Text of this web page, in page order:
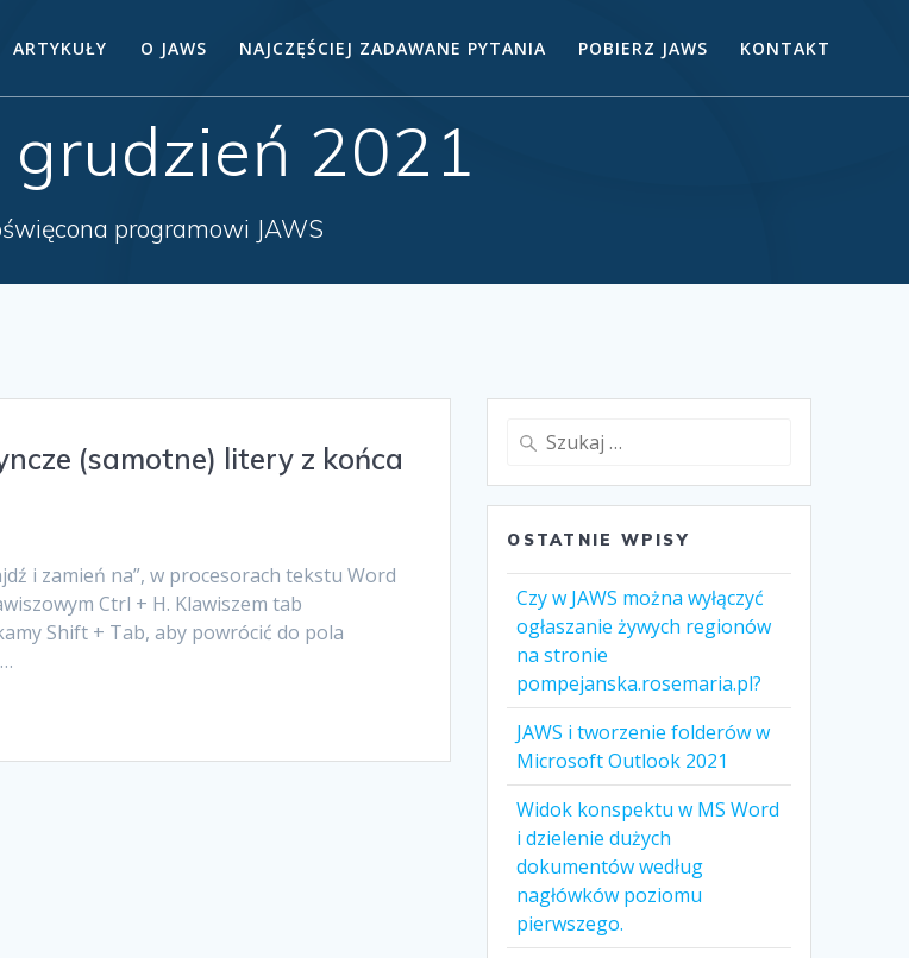
ARTYKUŁY O JAWS NAJCZĘŚCIEJ ZADAWANE PYTANIA POBIERZ JAWS KONTAKT
grudzień 2021
programowi JAWS
(samotne) litery z końca
i zamień na”, w procesorach tekstu Word
Ctrl + H. Klawiszem tab
Shift + Tab, aby powrócić do pola
OSTATNIE WPISY
Czy w JAWS można wyłączyć
ogłaszanie żywych regionów
na stronie
pompejanska.rosemaria.pl?
JAWS i tworzenie folderów w
Microsoft Outlook 2021
Widok konspektu w MS Word
i dzielenie dużych
dokumentów według
nagłówków poziomu
pierwszego.